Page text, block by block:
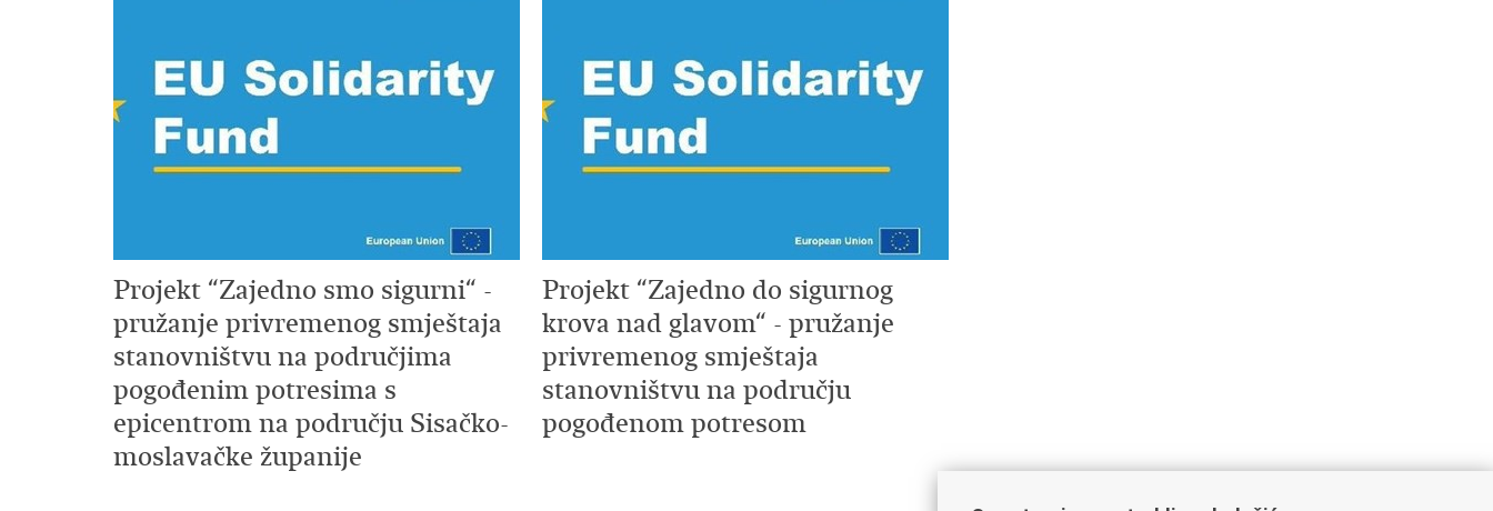
Projekt “Zajedno smo sigurni“ -
pružanje privremenog smještaja
stanovništvu na područjima
pogođenim potresima s
epicentrom na području Sisačko-
moslavačke županije
Projekt “Zajedno do sigurnog
krova nad glavom“ - pružanje
privremenog smještaja
stanovništvu na području
pogođenom potresom